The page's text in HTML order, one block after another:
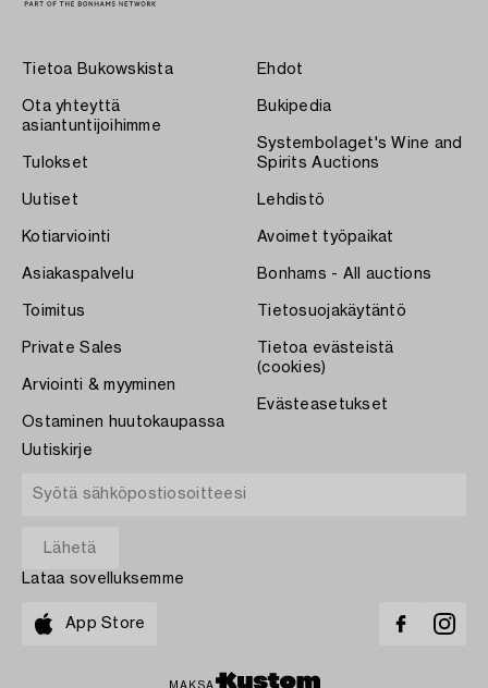
Tietoa Bukowskista
Ota yhteyttä
asiantuntijoihimme
Tulokset
Uutiset
Kotiarviointi
Asiakaspalvelu
Toimitus
Private Sales
Arviointi & myyminen
Ostaminen huutokaupassa
Ehdot
Bukipedia
Systembolaget's Wine and
Spirits Auctions
Lehdistö
Avoimet työpaikat
Bonhams - All auctions
Tietosuojakäytäntö
Tietoa evästeistä
(cookies)
Evästeasetukset
Uutiskirje
Lataa sovelluksemme
App Store